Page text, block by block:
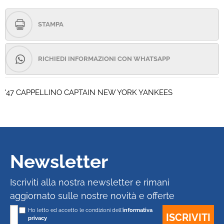
STAMPA
RICHIEDI INFORMAZIONI CON WHATSAPP
'47 CAPPELLINO CAPTAIN NEW YORK YANKEES
Newsletter
Iscriviti alla nostra newsletter e rimani
aggiornato sulle nostre novità e offerte
Ho letto ed accetto le condizioni dell'informativa
privacy